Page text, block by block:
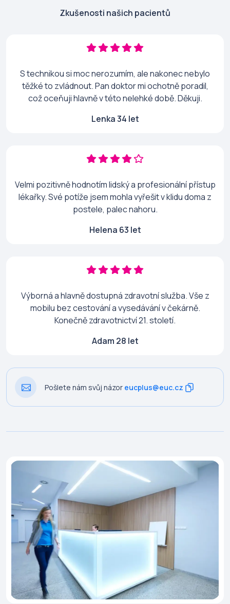
Zkušenosti našich pacientů
S technikou si moc nerozumím, ale nakonec nebylo
těžké to zvládnout. Pan doktor mi ochotně poradil,
což oceňuji hlavně v této nelehké době. Děkuji.
Lenka 34 let
Velmi pozitivně hodnotím lidský a profesionální přístup
lékařky. Své potíže jsem mohla vyřešit v klidu doma z
postele, palec nahoru.
Helena 63 let
Výborná a hlavně dostupná zdravotní služba. Vše z
mobilu bez cestování a vysedávání v čekárně.
Konečně zdravotnictví 21. století.
Adam 28 let
Pošlete nám svůj názor eucplus@euc.cz